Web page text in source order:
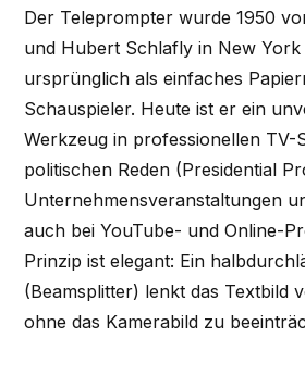
Der Teleprompter wurde 1950
und Hubert Schlafly in New
ursprünglich als einfaches
Schauspieler. Heute ist er ein
Werkzeug in professionellen TV-
politischen Reden (Presidential
Unternehmensveranstaltungen
auch bei YouTube- und Online-
Prinzip ist elegant: Ein
(Beamsplitter) lenkt das Textbild
ohne das Kamerabild zu